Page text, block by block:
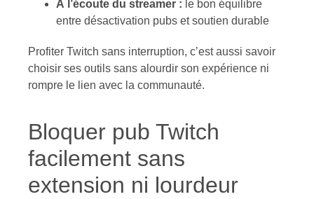
À l’écoute du streamer : le bon équilibre
entre désactivation pubs et soutien durable
Profiter Twitch sans interruption, c’est aussi savoir
choisir ses outils sans alourdir son expérience ni
rompre le lien avec la communauté.
Bloquer pub Twitch
facilement sans
extension ni lourdeur